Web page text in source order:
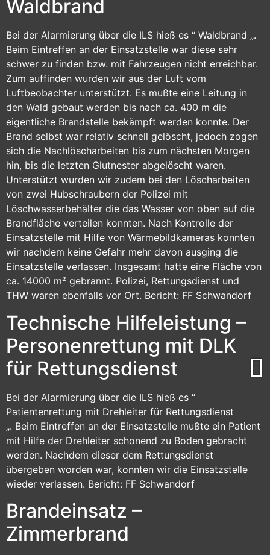
Waldbrand
Bei der Alarmierung über die ILS hieß es “ Waldbrand „.
Beim Eintreffen an der Einsatzstelle war diese sehr
schwer zu finden bzw. mit Fahrzeugen nicht erreichbar.
Zum auffinden wurden wir aus der Luft vom
Luftbeobachter unterstützt. Es mußte eine Leitung in
den Wald gebaut werden bis nach ca. 400 m die
eigentliche Brandstelle bekämpft werden konnte. Der
Brand selbst war relativ schnell gelöscht, jedoch zogen
sich die Nachlöscharbeiten bis zum nächsten Morgen
hin, bis die letzten Glutnester abgelöscht waren.
Unterstützt wurden wir zudem bei den Löscharbeiten
von zwei Hubschraubern der Polizei mit
Löschwasserbehälter die das Wasser von oben auf die
Brandfläche verteilen konnten. Nach Kontrolle der
Einsatzstelle mit Hilfe von Wärmebildkameras konnten
wir nachdem keine Gefahr mehr davon ausging die
Einsatzstelle verlassen. Insgesamt hatte eine Fläche von
ca. 14000 m² gebrannt. Polizei, Rettungsdienst und
THW waren ebenfalls vor Ort. Bericht: FF Schwandorf
Technische Hilfeleistung –
Personenrettung mit DLK
für Rettungsdienst
Bei der Alarmierung über die ILS hieß es “
Patientenrettung mit Drehleiter für Rettungsdienst
„. Beim Eintreffen an der Einsatzstelle mußte ein Patient
mit Hilfe der Drehleiter schonend zu Boden gebracht
werden. Nachdem dieser dem Rettungsdienst
übergeben worden war, konnten wir die Einsatzstelle
wieder verlassen. Bericht: FF Schwandorf
Brandeinsatz –
Zimmerbrand